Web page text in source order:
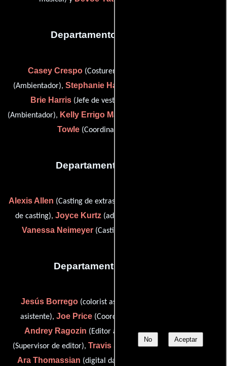
No Aceptar
Departamento de vestuario
Casey Crespo(Costurera),
(Ambientador), Stephanie Hagens
Brie Harris (Jefe de vestuaristas),
(Ambientador), Kelly Errigo Mason
Towle(Coordinador de vestuario)
Departamento de reparto
Alexis Allen (Casting de extras),
de casting), Joyce Kurtz (adr voice casting (2009-2013)) y
Vanessa Neimeyer(Casting de extras (sin acreditar))
Departamento de editorial
Jesús Borrego(colorist assistant),
asistente), Joe Price(Coordinador de post-producción),
Andrey Ragozin (Editor asistente),Jeff Seibenick
(Supervisor de editor), Travis Sittard(Supervisor de editor),
Ara Thomassian (digital dailies operator),